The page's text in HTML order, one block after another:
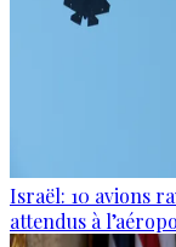
Israël: 10 avions
attendus à